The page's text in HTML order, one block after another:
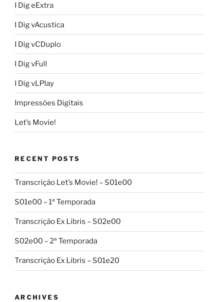
I Dig eExtra
I Dig vAcustica
I Dig vCDuplo
I Dig vFull
I Dig vLPlay
Impressões Digitais
Let’s Movie!
RECENT POSTS
Transcrição Let’s Movie! – S01e00
S01e00 – 1ª Temporada
Transcrição Ex Libris – S02e00
S02e00 – 2ª Temporada
Transcrição Ex Libris – S01e20
ARCHIVES